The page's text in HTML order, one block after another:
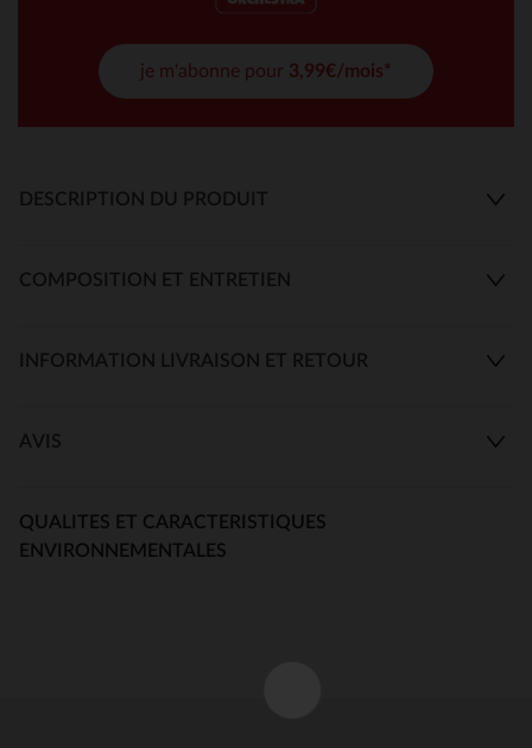
je m'abonne pour 3,99€/mois*
DESCRIPTION DU PRODUIT
COMPOSITION ET ENTRETIEN
INFORMATION LIVRAISON ET RETOUR
AVIS
QUALITES ET CARACTERISTIQUES
ENVIRONNEMENTALES